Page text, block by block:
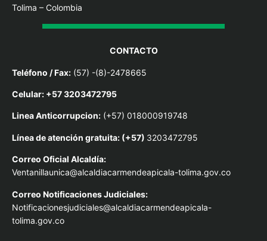
Tolima – Colombia
CONTACTO
Teléfono / Fax: (57) -(8)-2478665
Celular: +57 3203472795
Linea Anticorrupcion: (+57) 018000919748
Línea de atención gratuita: (+57) 3203472795
Correo Oficial Alcaldía:
Ventanillaunica@alcaldiacarmendeapicala-tolima.gov.co
Correo Notificaciones Judiciales:
Notificacionesjudiciales@alcaldiacarmendeapicala-
tolima.gov.co